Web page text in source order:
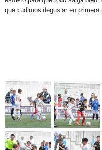
que pudimos degustar en primera